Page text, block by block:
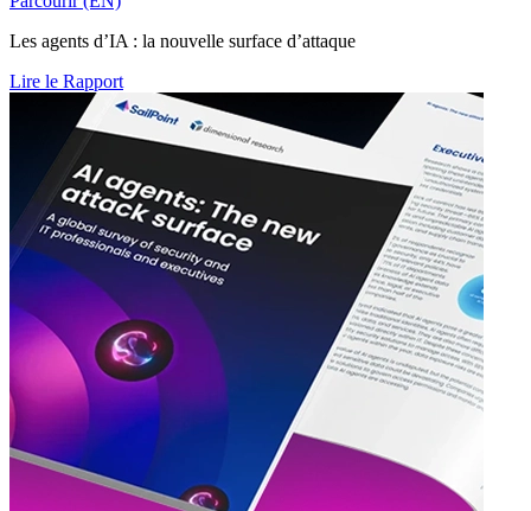
Les agents d’IA : la nouvelle surface d’attaque
Lire le Rapport